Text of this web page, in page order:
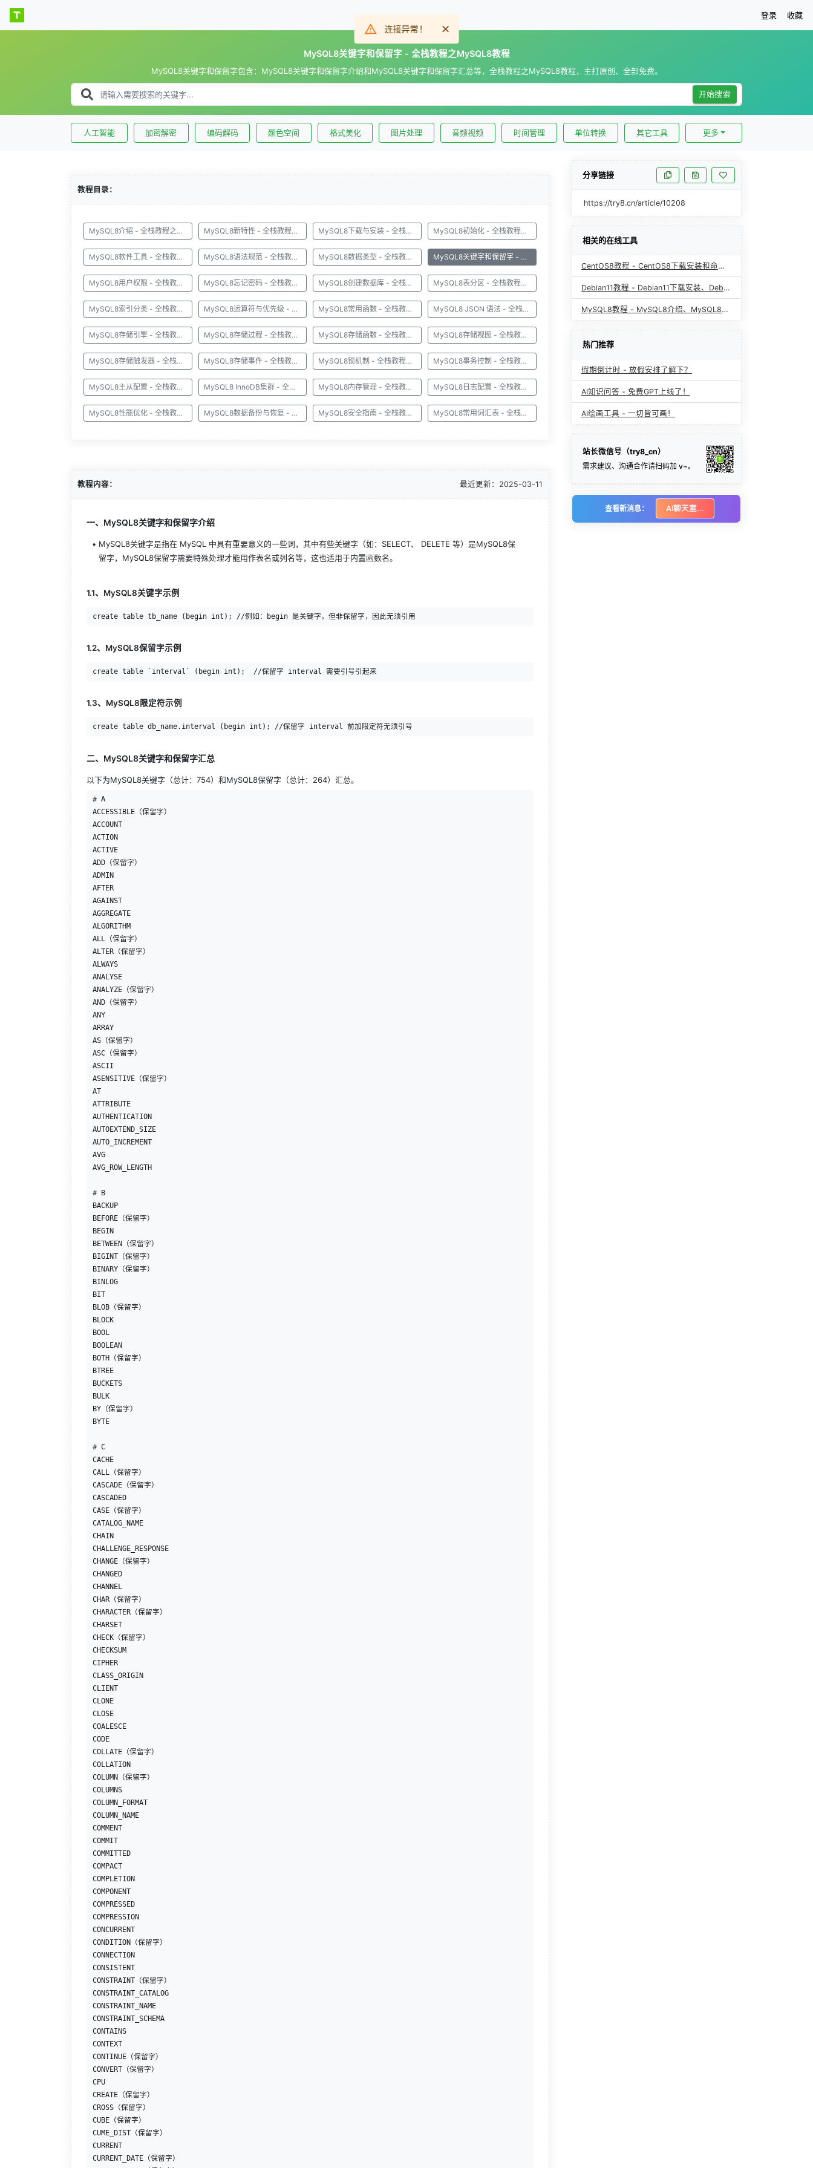
登录 收藏
MySQL8关键字和保留字 - 全栈教程之MySQL8教程
MySQL8关键字和保留字包含：MySQL8关键字和保留字介绍和MySQL8关键字和保留字汇总等，全栈教程之MySQL8教程，主打原创、全部免费。
开始搜索
人工智能 加密解密 编码解码 颜色空间 格式美化 图片处理 音频视频 时间管理 单位转换 其它工具 更多
教程目录：
MySQL8介绍 - 全栈教程之MySQL8教程 MySQL8新特性 - 全栈教程之MySQL8教程 MySQL8下载与安装 - 全栈教程之MySQL8教程 MySQL8初始化 - 全栈教程之MySQL8教程
MySQL8软件工具 - 全栈教程之MySQL8教程 MySQL8语法规范 - 全栈教程之MySQL8教程 MySQL8数据类型 - 全栈教程之MySQL8教程 MySQL8关键字和保留字 - 全栈教程之MySQL8教程
MySQL8用户权限 - 全栈教程之MySQL8教程 MySQL8忘记密码 - 全栈教程之MySQL8教程 MySQL8创建数据库 - 全栈教程之MySQL8教程 MySQL8表分区 - 全栈教程之MySQL8教程
MySQL8索引分类 - 全栈教程之MySQL8教程 MySQL8运算符与优先级 - 全栈教程之MySQL8教程 MySQL8常用函数 - 全栈教程之MySQL8教程 MySQL8 JSON 语法 - 全栈教程之MySQL8教程
MySQL8存储引擎 - 全栈教程之MySQL8教程 MySQL8存储过程 - 全栈教程之MySQL8教程 MySQL8存储函数 - 全栈教程之MySQL8教程 MySQL8存储视图 - 全栈教程之MySQL8教程
MySQL8存储触发器 - 全栈教程之MySQL8教程 MySQL8存储事件 - 全栈教程之MySQL8教程 MySQL8锁机制 - 全栈教程之MySQL8教程 MySQL8事务控制 - 全栈教程之MySQL8教程
MySQL8主从配置 - 全栈教程之MySQL8教程 MySQL8 InnoDB集群 - 全栈教程之MySQL8教程 MySQL8内存管理 - 全栈教程之MySQL8教程 MySQL8日志配置 - 全栈教程之MySQL8教程
MySQL8性能优化 - 全栈教程之MySQL8教程 MySQL8数据备份与恢复 - 全栈教程之MySQL8教程 MySQL8安全指南 - 全栈教程之MySQL8教程 MySQL8常用词汇表 - 全栈教程之MySQL8教程
教程内容： 最近更新： 2025-03-11
一、MySQL8关键字和保留字介绍
MySQL8关键字是指在 MySQL 中具有重要意义的一些词，其中有些关键字（如：SELECT、 DELETE 等）是MySQL8保
留字，MySQL8保留字需要特殊处理才能用作表名或列名等，这也适用于内置函数名。
1.1、MySQL8关键字示例
1.2、MySQL8保留字示例
1.3、MySQL8限定符示例
二、MySQL8关键字和保留字汇总
以下为MySQL8关键字（总计：754）和MySQL8保留字（总计：264）汇总。
# A
ACCESSIBLE（保留字）
ACCOUNT
ACTION
ACTIVE
ADD（保留字）
ADMIN
AFTER
AGAINST
AGGREGATE
ALGORITHM
ALL（保留字）
ALTER（保留字）
ALWAYS
ANALYSE
ANALYZE（保留字）
AND（保留字）
ANY
ARRAY
AS（保留字）
ASC（保留字）
ASCII
ASENSITIVE（保留字）
AT
ATTRIBUTE
AUTHENTICATION
AUTOEXTEND_SIZE
AUTO_INCREMENT
AVG
AVG_ROW_LENGTH
# B
BACKUP
BEFORE（保留字）
BEGIN
BETWEEN（保留字）
BIGINT（保留字）
BINARY（保留字）
BINLOG
BIT
BLOB（保留字）
BLOCK
BOOL
BOOLEAN
BOTH（保留字）
BTREE
BUCKETS
BULK
BY（保留字）
BYTE
# C
CACHE
CALL（保留字）
CASCADE（保留字）
CASCADED
CASE（保留字）
CATALOG_NAME
CHAIN
CHALLENGE_RESPONSE
CHANGE（保留字）
CHANGED
CHANNEL
CHAR（保留字）
CHARACTER（保留字）
CHARSET
CHECK（保留字）
CHECKSUM
CIPHER
CLASS_ORIGIN
CLIENT
CLONE
CLOSE
COALESCE
CODE
COLLATE（保留字）
COLLATION
COLUMN（保留字）
COLUMNS
COLUMN_FORMAT
COLUMN_NAME
COMMENT
COMMIT
COMMITTED
COMPACT
COMPLETION
COMPONENT
COMPRESSED
COMPRESSION
CONCURRENT
CONDITION（保留字）
CONNECTION
CONSISTENT
CONSTRAINT（保留字）
CONSTRAINT_CATALOG
CONSTRAINT_NAME
CONSTRAINT_SCHEMA
CONTAINS
CONTEXT
CONTINUE（保留字）
CONVERT（保留字）
CPU
CREATE（保留字）
CROSS（保留字）
CUBE（保留字）
CUME_DIST（保留字）
CURRENT
CURRENT_DATE（保留字）
分享链接
https://try8.cn/article/10208
相关的在线工具
CentOS8教程 - CentOS8下载安装和命令讲解
Debian11教程 - Debian11下载安装、Debian11配置
MySQL8教程 - MySQL8介绍、MySQL8下载和使用
热门推荐
假期倒计时 - 放假安排了解下？
AI知识问答 - 免费GPT上线了！
AI绘画工具 - 一切皆可画！
站长微信号（try8_cn）
需求建议、沟通合作请扫码加 v~。
查看新消息： AI聊天室...
连接异常！